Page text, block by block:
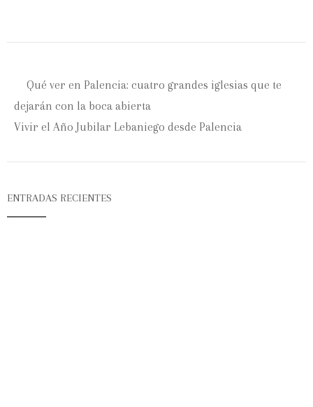
Qué ver en Palencia: cuatro grandes iglesias que te
dejarán con la boca abierta
Vivir el Año Jubilar Lebaniego desde Palencia
ENTRADAS RECIENTES